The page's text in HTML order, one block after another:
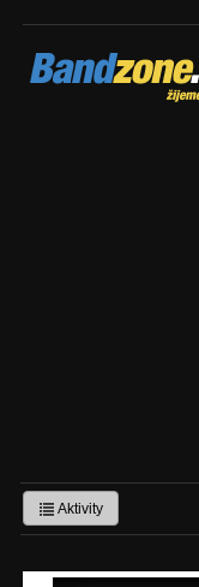
Bandzone.cz
žijeme hudbou
Aktivity